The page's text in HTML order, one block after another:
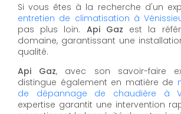
Si vous êtes à la recherche d'un
entretien de climatisation à
pas plus loin. Api Gaz est la
domaine, garantissant une
qualité.
Api Gaz, avec son savoir-faire
distingue également en matière de
de dépannage de chaudière à
expertise garantit une intervention